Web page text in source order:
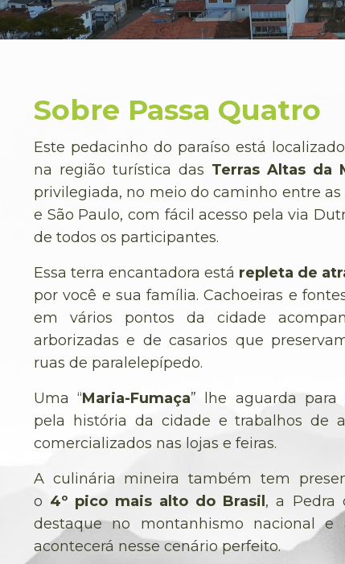
Sobre Passa Quatro
Este pedacinho do paraíso está
na região turística das Terras Altas da
privilegiada, no meio do caminho entre
e São Paulo, com fácil acesso pela via
de todos os participantes.
Essa terra encantadora está repleta de
por você e sua família. Cachoeiras e
em vários pontos da cidade
arborizadas e de casarios que
ruas de paralelepípedo.
Uma “Maria-Fumaça” lhe aguarda para
pela história da cidade e trabalhos de
comercializados nas lojas e feiras.
A culinária mineira também tem
o 4º pico mais alto do Brasil , a Pedra
destaque no montanhismo nacional e
acontecerá nesse cenário perfeito.